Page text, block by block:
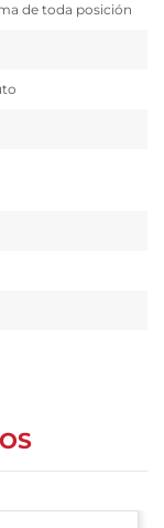
de toda posición